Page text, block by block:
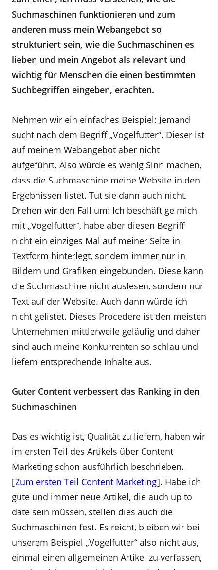
Suchmaschinen funktionieren und zum
anderen muss mein Webangebot so
strukturiert sein, wie die Suchmaschinen es
lieben und mein Angebot als relevant und
wichtig für Menschen die einen bestimmten
Suchbegriffen eingeben, erachten.
Nehmen wir ein einfaches Beispiel: Jemand
sucht nach dem Begriff „Vogelfutter“. Dieser ist
auf meinem Webangebot aber nicht
aufgeführt. Also würde es wenig Sinn machen,
dass die Suchmaschine meine Website in den
Ergebnissen listet. Tut sie dann auch nicht.
Drehen wir den Fall um: Ich beschäftige mich
mit „Vogelfutter“, habe aber diesen Begriff
nicht ein einziges Mal auf meiner Seite in
Textform hinterlegt, sondern immer nur in
Bildern und Grafiken eingebunden. Diese kann
die Suchmaschine nicht auslesen, sondern nur
Text auf der Website. Auch dann würde ich
nicht gelistet. Dieses Procedere ist den meisten
Unternehmen mittlerweile geläufig und daher
sind auch meine Konkurrenten so schlau und
liefern entsprechende Inhalte aus.
Guter Content verbessert das Ranking in den
Suchmaschinen
Das es wichtig ist, Qualität zu liefern, haben wir
im ersten Teil des Artikels über Content
Marketing schon ausführlich beschrieben.
[Zum ersten Teil Content Marketing]. Habe ich
gute und immer neue Artikel, die auch up to
date sein müssen, stellen dies auch die
Suchmaschinen fest. Es reicht, bleiben wir bei
unserem Beispiel „Vogelfutter“ also nicht aus,
einmal einen allgemeinen Artikel zu verfassen,